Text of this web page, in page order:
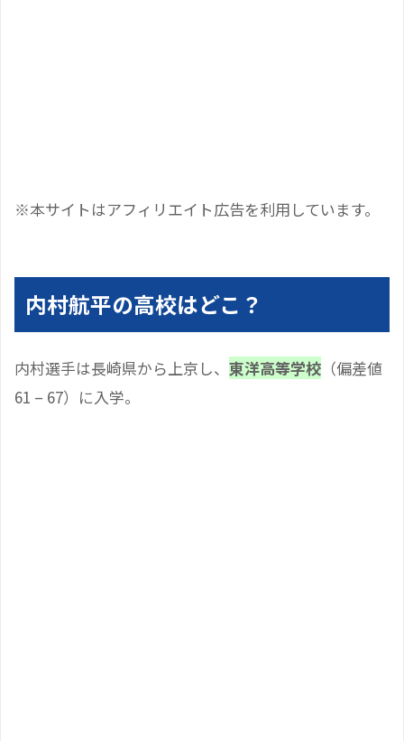
※本サイトはアフィリエイト広告を利用しています。
内村航平の高校はどこ？
内村選手は長崎県から上京し、 東洋高等学校 （偏差値
61 – 67）に入学。